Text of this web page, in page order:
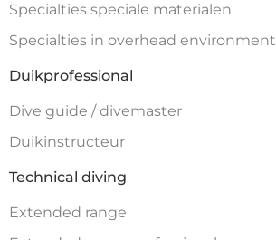
Specialties speciale materialen
Specialties in overhead environment
Duikprofessional
Dive guide / divemaster
Duikinstructeur
Technical diving
Extended range